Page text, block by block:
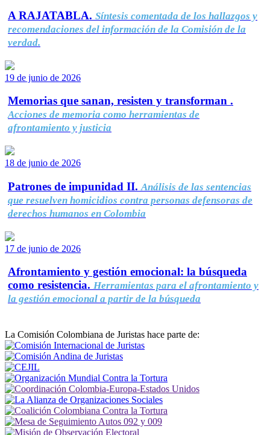
A RAJATABLA. Síntesis comentada de los hallazgos y
recomendaciones del información de la Comisión de la
verdad.
19 de junio de 2026
Memorias que sanan, resisten y transforman .
Acciones de memoria como herramientas de
afrontamiento y justicia
18 de junio de 2026
Patrones de impunidad II. Análisis de las sentencias
que resuelven homicidios contra personas defensoras de
derechos humanos en Colombia
17 de junio de 2026
Afrontamiento y gestión emocional: la búsqueda
como resistencia. Herramientas para el afrontamiento y
la gestión emocional a partir de la búsqueda
La Comisión Colombiana de Juristas hace parte de: